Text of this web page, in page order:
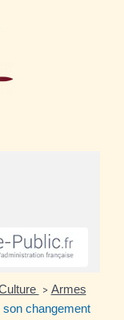
> Armes
changement